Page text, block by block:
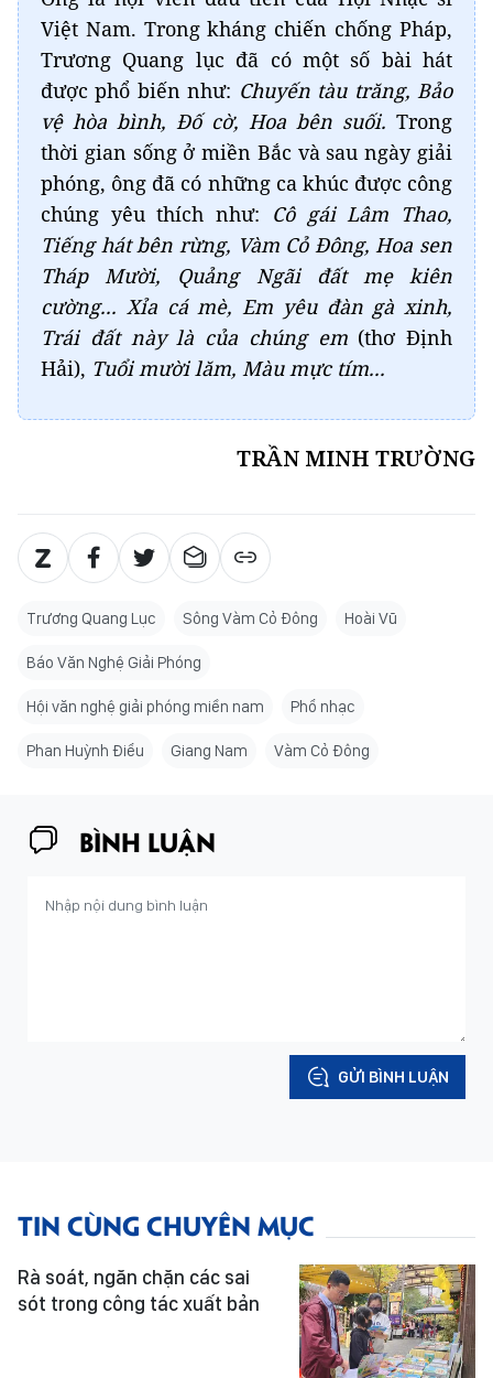
vệ hòa bình, Đố cờ, Hoa bên suối.Trong
thời gian sống ở miền Bắc và sau ngày giải
phóng, ông đã có những ca khúc được công
chúng yêu thích như:Cô gái Lâm Thao,
Tiếng hát bên rừng, Vàm Cỏ Đông, Hoa sen
Tháp Mười, Quảng Ngãi đất mẹ kiên
cường... Xỉa cá mè, Em yêu đàn gà xinh,
Trái đất này là của chúng em(thơ Định
Hải), Tuổi mười lăm, Màu mực tím...
TRẦN MINH TRƯỜNG
Báo Văn Nghệ Giải Phóng
Hội văn nghệ giải phóng miền nam Phổ nhạc
Phan Huỳnh Điểu Giang Nam
BÌNH LUẬN
sót trong công tác xuất bản
Trăng chiến khu - Bừng sáng du lịch